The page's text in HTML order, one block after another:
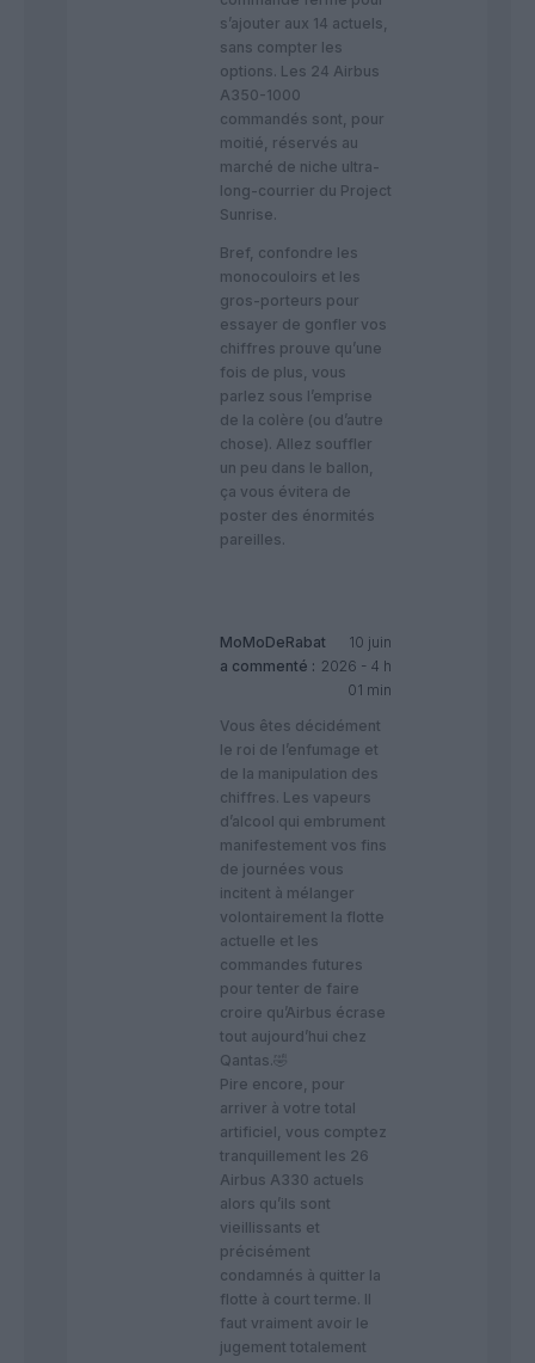
s’ajouter aux 14 actuels,
sans compter les
options. Les 24 Airbus
A350-1000
commandés sont, pour
moitié, réservés au
marché de niche ultra-
long-courrier du Project
Sunrise.
​Bref, confondre les
monocouloirs et les
gros-porteurs pour
essayer de gonfler vos
chiffres prouve qu’une
fois de plus, vous
parlez sous l’emprise
de la colère (ou d’autre
chose). Allez souffler
un peu dans le ballon,
ça vous évitera de
poster des énormités
pareilles.
MoMoDeRabat
a commenté :
10 juin
2026 - 4 h
01 min
Vous êtes décidément
le roi de l’enfumage et
de la manipulation des
chiffres. Les vapeurs
d’alcool qui embrument
manifestement vos fins
de journées vous
incitent à mélanger
volontairement la flotte
actuelle et les
commandes futures
pour tenter de faire
croire qu’Airbus écrase
tout aujourd’hui chez
Qantas.🤣
​Pire encore, pour
arriver à votre total
artificiel, vous comptez
tranquillement les 26
Airbus A330 actuels
alors qu’ils sont
vieillissants et
précisément
condamnés à quitter la
flotte à court terme. Il
faut vraiment avoir le
jugement totalement